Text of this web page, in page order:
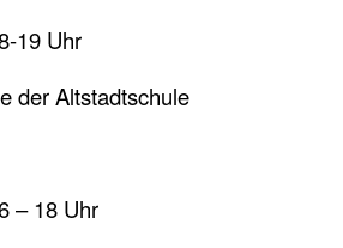
19 Uhr
der Altstadtschule
– 18 Uhr